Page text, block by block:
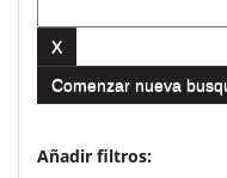
Comenzar nueva
Añadir filtros: